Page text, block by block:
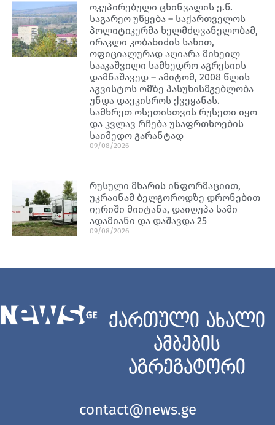
ოკუპირებული ცხინვალის ე.წ.
საგარეო უწყება – საქართველოს
პოლიტიკურმა ხელმძღვანელობამ,
ირაკლი კობახიძის სახით,
ოფიციალურად აღიარა მიხეილ
სააკაშვილი სამხედრო აგრესიის
დამნაშავედ – ამიტომ, 2008 წლის
აგვისტოს ომზე პასუხისმგებლობა
უნდა დაეკისროს ქვეყანას.
სამხრეთ ოსეთისთვის რუსეთი იყო
და კვლავ რჩება უსაფრთხოების
საიმედო გარანტად
09/08/2026
რუსული მხარის ინფორმაციით,
უკრაინამ ბელგოროდზე დრონებით
იერიში მიიტანა, დაიღუპა სამი
ადამიანი და დაშავდა 25
09/08/2026
ქართული ახალი
ამბების
აგრეგატორი
contact@news.ge